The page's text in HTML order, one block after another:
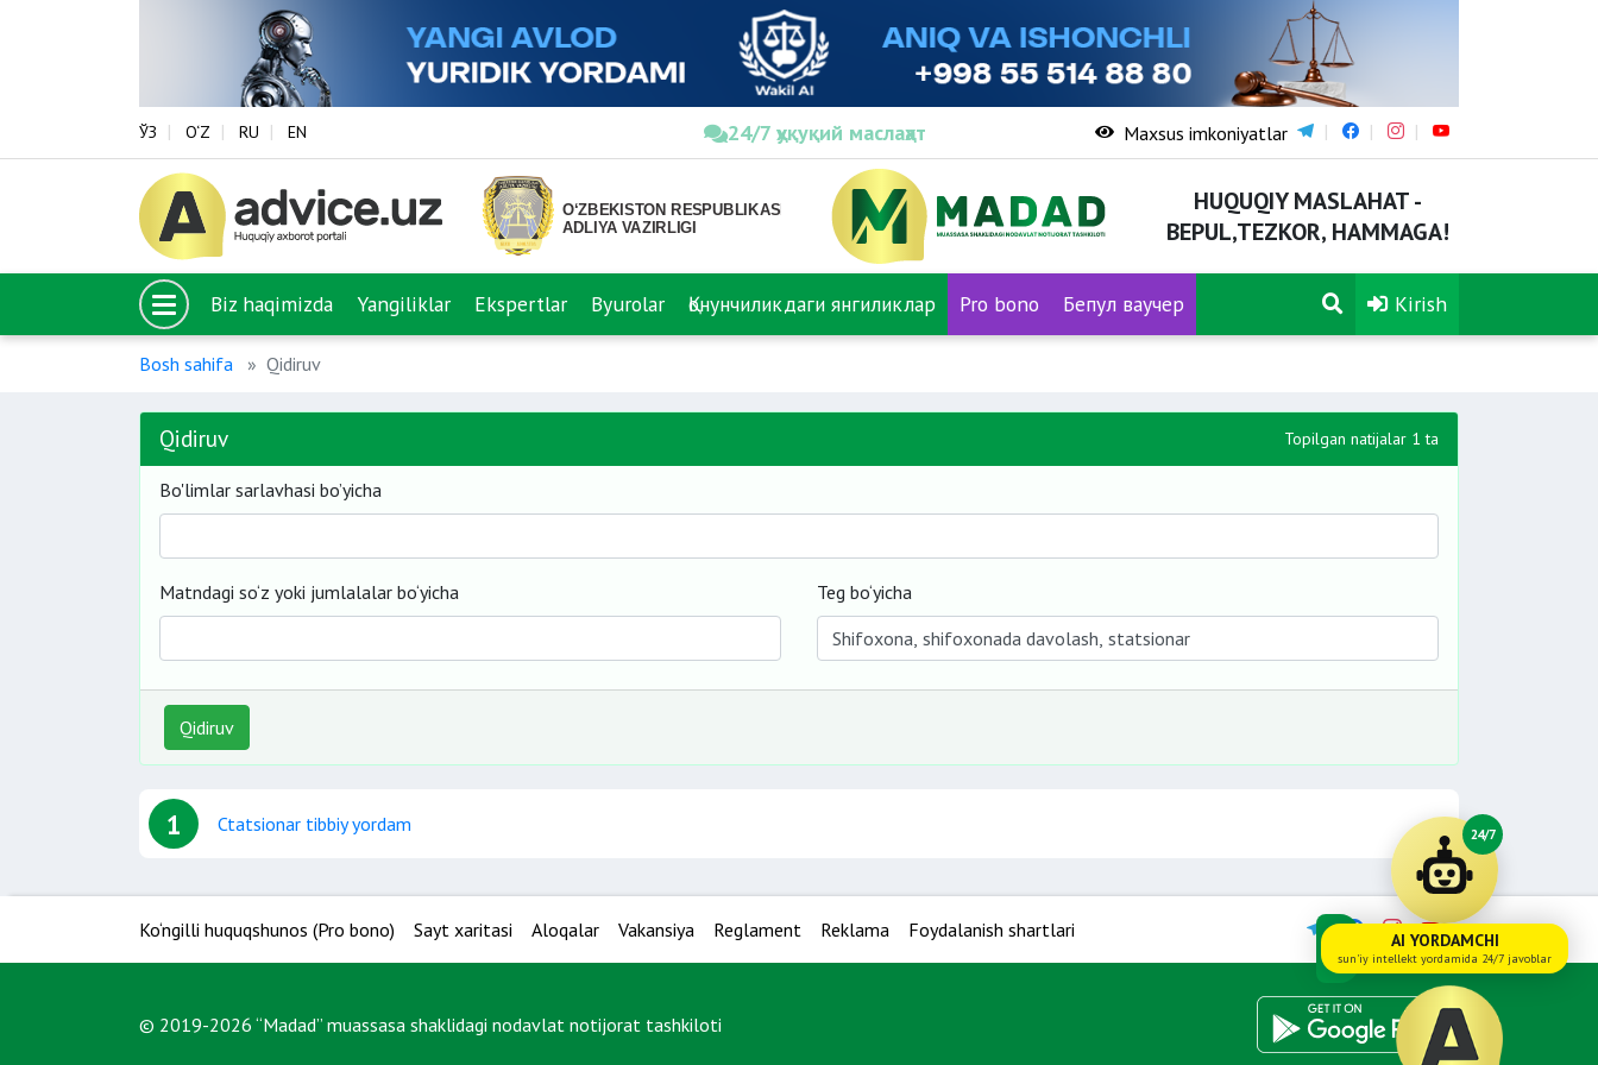
ЎЗ O‘Z RU EN 24/7 ҳуқуқий маслаҳат Maxsus imkoniyatlar
HUQUQIY MASLAHAT -
BEPUL,TEZKOR, HAMMAGA!
Biz haqimizda Yangiliklar Ekspertlar Byurolar Қонунчиликдаги янгиликлар Pro bono Бепул ваучер Kirish
Bosh sahifa Qidiruv
Qidiruv Topilgan natijalar 1 ta
Bo'limlar sarlavhasi bo’yicha
Matndagi so‘z yoki jumlalalar bo‘yicha Teg bo‘yicha
Qidiruv
1 Ctatsionar tibbiy yordam
Ko‘ngilli huquqshunos (Pro bono) Sayt xaritasi Aloqalar Vakansiya Reglament Reklama Foydalanish shartlari
© 2019-2026 “Madad” muassasa shaklidagi nodavlat notijorat tashkiloti
24/7
AI YORDAMCHI
sun'iy intellekt yordamida 24/7 javoblar